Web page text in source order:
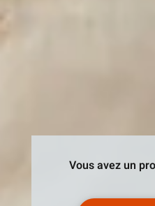
Vous avez un